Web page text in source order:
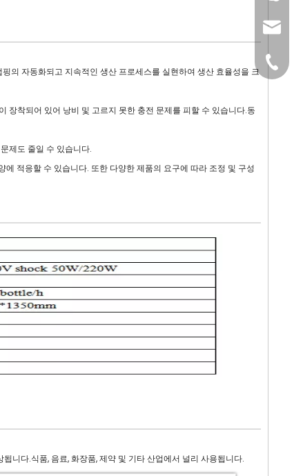
의 자동화되고 지속적인 생산 프로세스를 실현하여 생산 효율성을 크
장착되어 있어 낭비 및 고르지 못한 충전 문제를 피할 수 있습니다.동
제도 줄일 수 있습니다.
적응할 수 있습니다. 또한 다양한 제품의 요구에 따라 조정 및 구성
니다.식품, 음료, 화장품, 제약 및 기타 산업에서 널리 사용됩니다.
+86-